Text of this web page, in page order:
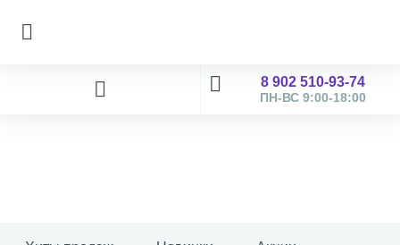
8 902 510-93-74
ПН-ВС 9:00-18:00